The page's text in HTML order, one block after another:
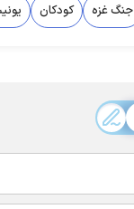
جنگ غزه کودکان